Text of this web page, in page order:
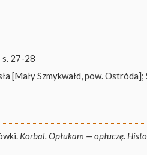
s. 27-28
[Mały Szmykwałd, pow.
Korbal. Opłukam — opłuczę.